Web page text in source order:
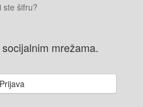
ste šifru?
mrežama.
Prijava